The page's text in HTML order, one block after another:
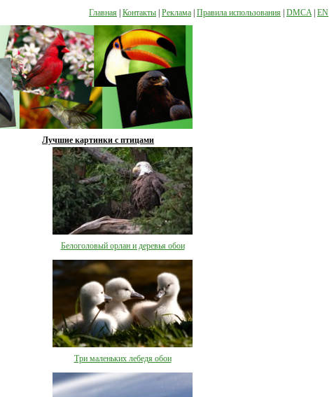
Главная Контакты Реклама Правила использования DMCA EN
Лучшие картинки с птицами
Белоголовый орлан и деревья обои
Три маленьких лебедя обои